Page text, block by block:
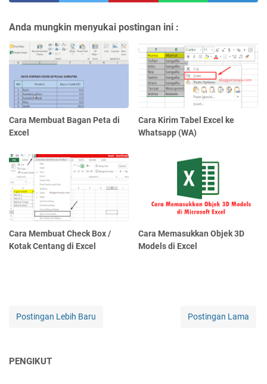
Anda mungkin menyukai postingan ini :
Cara Membuat Bagan Peta di
Excel
Cara Kirim Tabel Excel ke
Whatsapp (WA)
Cara Membuat Check Box /
Kotak Centang di Excel
Cara Memasukkan Objek 3D
Models di Excel
Postingan Lebih Baru Postingan Lama
PENGIKUT